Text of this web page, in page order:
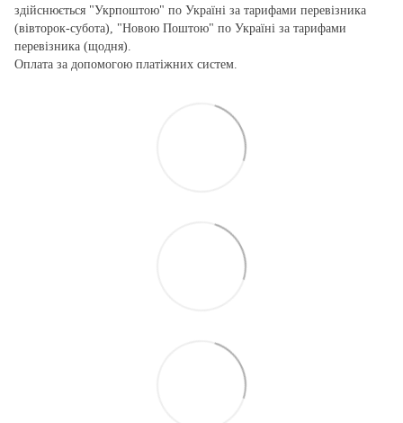
здійснюється "Укрпоштою" по Україні за тарифами перевізника
(вівторок-субота), "Новою Поштою" по Україні за тарифами
перевізника (щодня).
Оплата за допомогою платіжних систем.